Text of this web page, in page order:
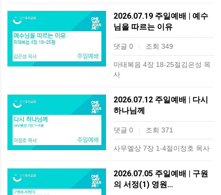
2026.07.19 주일예배 | 예수
님을 따르는 이유
댓글 0 | 조회 349
마태복음 4장 18-25절김은성 목
사
2026.07.12 주일예배 | 다시
하나님께
댓글 0 | 조회 371
사무엘상 7장 1-4절이정호 목사
2026.07.05 주일예배 | 구원
의 서정(1) 영원…